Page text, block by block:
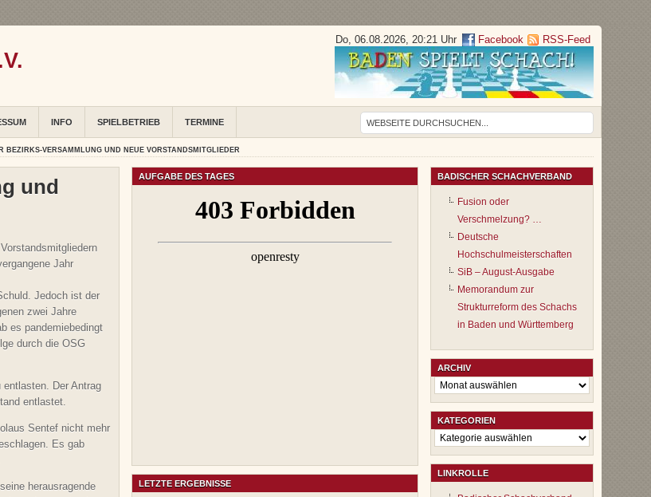
Do, 06.08.2026, 20:21 Uhr Facebook RSS-Feed
INFO SPIELBETRIEB TERMINE
BEZIRKS-VERSAMMLUNG UND NEUE VORSTANDSMITGLIEDER
und
Jahr
Jedoch ist der
zwei Jahre
es pandemiebedingt
durch die OSG
Der Antrag
entlastet.
Sentef nicht mehr
Es gab
herausragende
AUFGABE DES TAGES
LETZTE ERGEBNISSE
BADISCHER SCHACHVERBAND
Fusion oder
Verschmelzung? …
Deutsche
Hochschulmeisterschaften
SiB – August-Ausgabe
Memorandum zur
Strukturreform des Schachs
in Baden und Württemberg
ARCHIV
Archiv
KATEGORIEN
Kategorien
LINKROLLE